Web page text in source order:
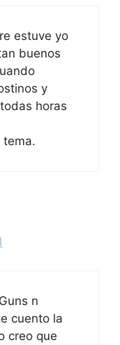
estuve yo
buenos
y
horas
tema.
n
cuento la
creo que